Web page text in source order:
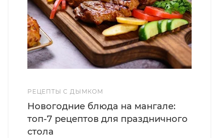
РЕЦЕПТЫ С ДЫМКОМ
Новогодние блюда на мангале:
топ-7 рецептов для праздничного
стола